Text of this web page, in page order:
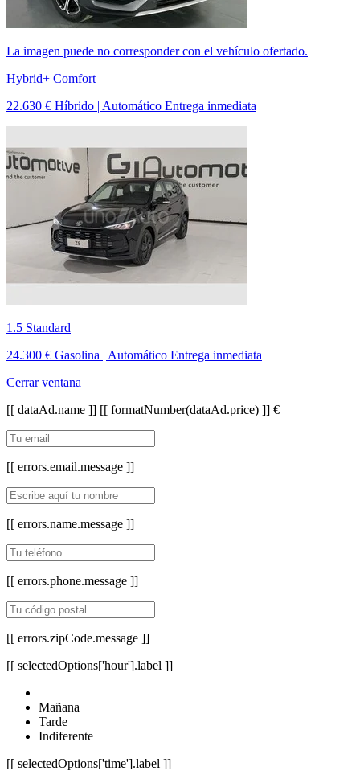
La imagen puede no corresponder con el vehículo ofertado.
Hybrid+ Comfort
22.630 € Híbrido | Automático Entrega inmediata
1.5 Standard
24.300 € Gasolina | Automático Entrega inmediata
Cerrar ventana
[[ dataAd.name ]] [[ formatNumber(dataAd.price) ]] €
[[ errors.email.message ]]
[[ errors.name.message ]]
[[ errors.phone.message ]]
[[ errors.zipCode.message ]]
[[ selectedOptions['hour'].label ]]
Mañana
Tarde
Indiferente
[[ selectedOptions['time'].label ]]